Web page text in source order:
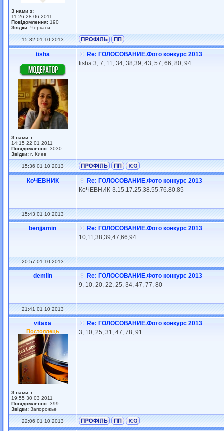
З нами з:
11:26 28 06 2011
Повідомлення: 190
Звідки: Черкаси
15:32 01 10 2013
tisha
З нами з:
14:15 22 01 2011
Повідомлення: 3030
Звідки: г. Киев
Re: ГОЛОСОВАНИЕ.Фото конкурс 2013
tisha 3, 7, 11, 34, 38,39, 43, 57, 66, 80, 94.
15:36 01 10 2013
КоЧЕВНИК
Re: ГОЛОСОВАНИЕ.Фото конкурс 2013
КоЧЕВНИК-3.15.17.25.38.55.76.80.85
15:43 01 10 2013
benjjamin
Re: ГОЛОСОВАНИЕ.Фото конкурс 2013
10,11,38,39,47,66,94
20:57 01 10 2013
demlin
Re: ГОЛОСОВАНИЕ.Фото конкурс 2013
9, 10, 20, 22, 25, 34, 47, 77, 80
21:41 01 10 2013
vitaxa
Постоялець
З нами з:
19:55 30 03 2011
Повідомлення: 399
Звідки: Запорожье
Re: ГОЛОСОВАНИЕ.Фото конкурс 2013
3, 10, 25, 31, 47, 78, 91.
22:06 01 10 2013